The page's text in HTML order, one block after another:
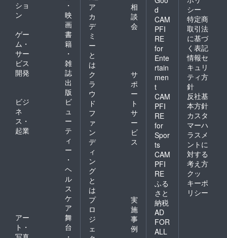
ショ
ン
・
映
画
ゲー
ム・
サー
ビス
開発
書
籍
・
雑
誌
出
版
ビジ
ネ
ス・
起業
ビ
ュ
ー
テ
ィ
ー
・
ヘ
ル
ス
ケ
ア
アー
ト・
舞
台
ア
カ
デ
ミ
ー
と
は
相
談
会
ク
ラ
ウ
ド
フ
ァ
ン
デ
ィ
ン
グ
と
は
サ
ポ
ー
ト
サ
ー
ビ
ス
プ
ロ
ジ
ェ
実
施
事
例
d
CAM
PFI
RE
for
Ente
rtain
men
t
CAM
PFI
RE
for
Spor
ts
CAM
PFI
RE
ふる
さと
納税
AD
FOR
ALL
シー
特定商
取引法
に基づ
く表記
情報セ
キュリ
ティ方
針
反社基
本方針
カスタ
マーハ
ラスメ
ントに
対する
考え方
クッ
キーポ
リシー